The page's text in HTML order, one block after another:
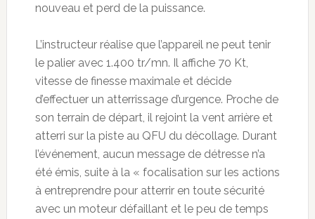
nouveau et perd de la puissance.
L’instructeur réalise que l’appareil ne peut tenir
le palier avec 1.400 tr/mn. Il affiche 70 Kt,
vitesse de finesse maximale et décide
d’effectuer un atterrissage d’urgence. Proche de
son terrain de départ, il rejoint la vent arrière et
atterri sur la piste au QFU du décollage. Durant
l’événement, aucun message de détresse n’a
été émis, suite à la « focalisation sur les actions
à entreprendre pour atterrir en toute sécurité
avec un moteur défaillant et le peu de temps